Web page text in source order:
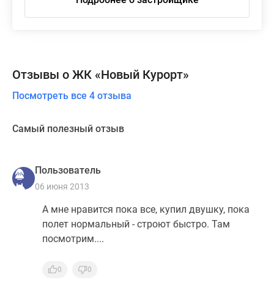
Отзывы о ЖК «Новый Курорт»
Посмотреть все 4 отзыва
Самый полезный отзыв
Пользователь
06 июня 2013
А мне нравится пока все, купил двушку, пока
полет нормальный - строют быстро. Там
посмотрим....
0 0